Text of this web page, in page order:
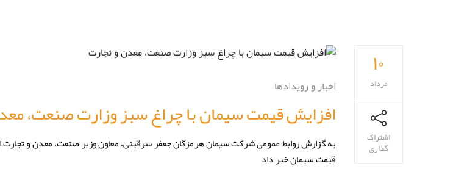
۱۰
مرداد
اشتراک
گذاری
اخبار و رویدادها
افزایش قیمت سیمان با چراغ سبز وزارت صنعت،
به گزارش روابط عمومی شرکت سیمان هرمزگان جعفر سرقینی، معاون وزیر صنعت، معدن و تجارت
قیمت سیمان خبر داد